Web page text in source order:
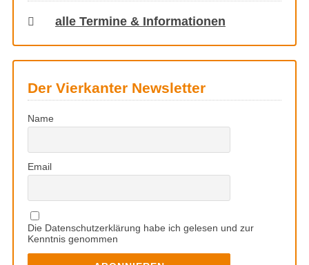
alle Termine & Informationen
Der Vierkanter Newsletter
Name
Email
Die Datenschutzerklärung habe ich gelesen und zur
Kenntnis genommen